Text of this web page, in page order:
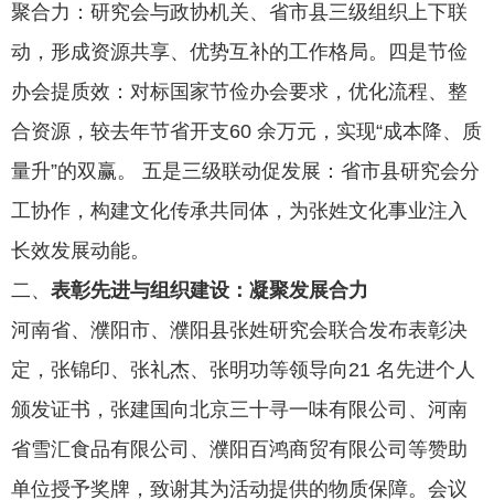
聚合力：研究会与政协机关、省市县三级组织上下联
动，形成资源共享、优势互补的工作格局。
四是节俭
办会提质效：对标国家节俭办会要求，优化流程、整
合资源，较去年节省开支60 余万元，实现“成本降、质
量升”的双赢。 五是三级联动促发展：省市县研究会分
工协作，构建文化传承共同体，为张姓文化事业注入
长效发展动能。
二、 表彰先进与组织建设：凝聚发展合力
河南省、濮阳市、濮阳县张姓研究会联合发布表彰决
定，张锦印、张礼杰、张明功等领导向 21 名先进个人
颁发证书，张建国向北京三十寻一味有限公司、河南
省雪汇食品有限公司、濮阳百鸿商贸有限公司等赞助
单位授予奖牌，致谢其为活动提供的物质保障。会议